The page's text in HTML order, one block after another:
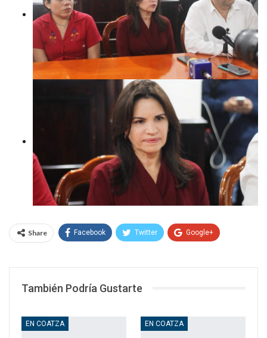
Share Facebook Twitter Google+
También Podría Gustarte
EN COATZA EN COATZA